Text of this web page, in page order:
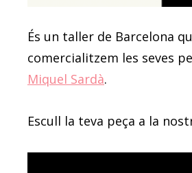
És un taller de Barcelona
comercialitzem les seves
Miquel Sardà.
Escull la teva peça a la